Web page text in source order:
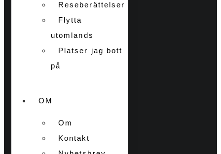
Reseberättelser
Flytta
utomlands
Platser jag bott
på
OM
Om
Kontakt